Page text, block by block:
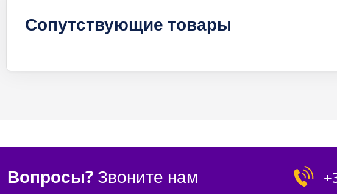
Сопутствующие товары
Вопросы?Звоните нам